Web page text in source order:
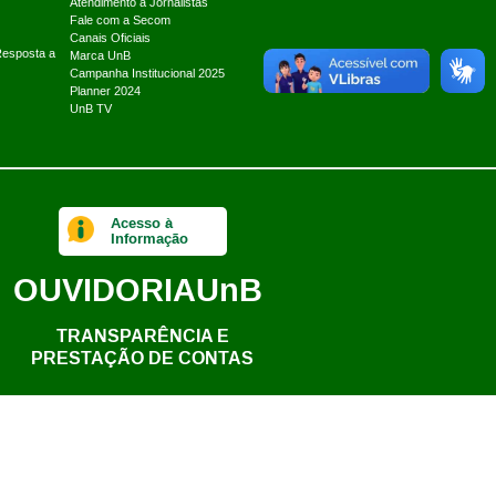
a
Fale com a Secom
Canais Oficiais
Marca UnB
Campanha Institucional 2025
Planner 2024
UnB TV
Acesso à
Informação
OUVIDORIAUnB
TRANSPARÊNCIA E
PRESTAÇÃO DE CONTAS